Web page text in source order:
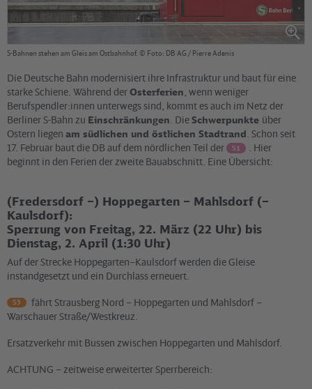
S-Bahnen stehen am Gleis am Ostbahnhof. © Foto: DB AG / Pierre Adenis
Die Deutsche Bahn modernisiert ihre Infrastruktur und baut für eine
starke Schiene. Während derOsterferien , wenn weniger
Berufspendler:innen unterwegs sind, kommt es auch im Netz der
Berliner S-Bahn zu Einschränkungen . DieSchwerpunkte über
Ostern liegen am südlichen und östlichen Stadtrand . Schon seit
17. Februar baut die DB auf dem nördlichen Teil der
S1
. Hier
beginnt in den Ferien der zweite Bauabschnitt. Eine Übersicht:
(Fredersdorf –) Hoppegarten – Mahlsdorf (–
Kaulsdorf):
Sperrung von Freitag, 22. März (22 Uhr) bis
Dienstag, 2. April (1:30 Uhr)
Auf der Strecke Hoppegarten–Kaulsdorf werden die Gleise
instandgesetzt und ein Durchlass erneuert.
S5
fährt Strausberg Nord – Hoppegarten und Mahlsdorf –
Warschauer Straße/Westkreuz.
Ersatzverkehr mit Bussen zwischen Hoppegarten und Mahlsdorf.
ACHTUNG – zeitweise erweiterter Sperrbereich: